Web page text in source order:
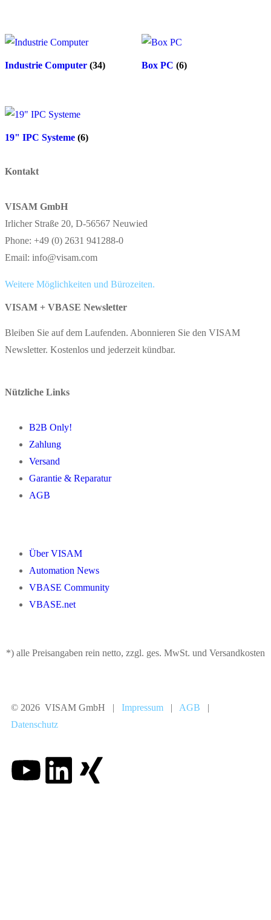
Industrie Computer (34) Box PC (6)
19" IPC Systeme (6)
Kontakt
VISAM GmbH
Irlicher Straße 20, D-56567 Neuwied
Phone: +49 (0) 2631 941288-0
Email: info@visam.com
Weitere Möglichkeiten und Bürozeiten.
VISAM + VBASE Newsletter
Bleiben Sie auf dem Laufenden. Abonnieren Sie den VISAM
Newsletter. Kostenlos und jederzeit kündbar.
Nützliche Links
B2B Only!
Zahlung
Versand
Garantie & Reparatur
AGB
Über VISAM
Automation News
VBASE Community
VBASE.net
*) alle Preisangaben rein netto, zzgl. ges. MwSt. und Versandkosten
© 2026 VISAM GmbH | Impressum | AGB |
Datenschutz